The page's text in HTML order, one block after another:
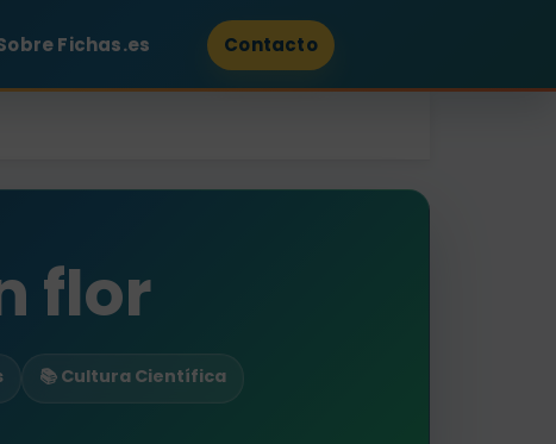
Fichas.es Contacto
flor
📚 Cultura Científica